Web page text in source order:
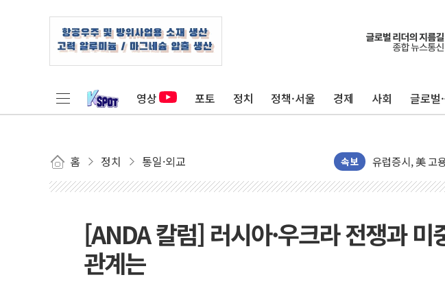
영상 포토 정치 정책·서울 경제 사회 글로벌
홈 정치 통일·외교 속보
뉴욕증시, 고용
트럼프, 쿡 연준
미 연준 매파 기
[종합] 이슬람 수
美 항소법원, 백
이란 핵심 원유
[ANDA 칼럼] 러시아·우크라 전쟁과 미
관계는